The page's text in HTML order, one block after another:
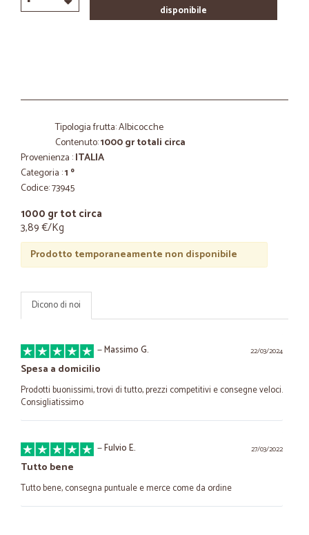
disponibile
Tipologia frutta: Albicocche
Contenuto:1000 gr totali circa
Provenienza :ITALIA
Categoria :1 º
Codice: 73945
1000 gr tot circa
3,89 €/Kg
Prodotto temporaneamente non disponibile
Dicono di noi
22/03/2024
—Massimo G.
Spesa a domicilio
Prodotti buonissimi, trovi di tutto, prezzi competitivi e consegne veloci.
Consigliatissimo
27/03/2022
—Fulvio E.
Tutto bene
Tutto bene, consegna puntuale e merce come da ordine